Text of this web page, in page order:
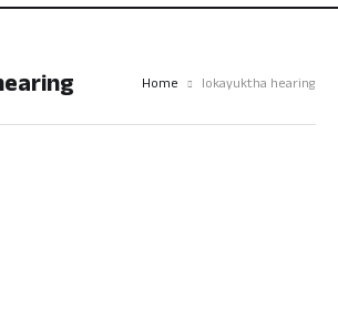
Home lokayuktha hearing